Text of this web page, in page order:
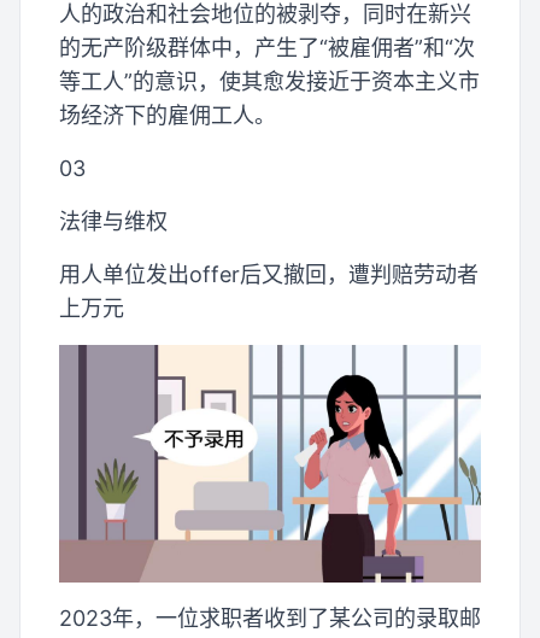
人的政治和社会地位的被剥夺，同时在新兴
的无产阶级群体中，产生了“被雇佣者”和“次
等工人”的意识，使其愈发接近于资本主义市
场经济下的雇佣工人。
03
法律与维权
用人单位发出offer后又撤回，遭判赔劳动者
上万元
2023年，一位求职者收到了某公司的录取邮